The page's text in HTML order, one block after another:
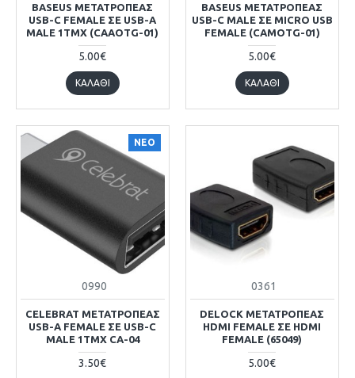
BASEUS ΜΕΤΑΤΡΟΠΈΑΣ
USB-C FEMALE ΣΕ USB-A
MALE 1ΤΜΧ (CAAOTG-01)
5.00€
ΚΑΛΆΘΙ
BASEUS ΜΕΤΑΤΡΟΠΈΑΣ
USB-C MALE ΣΕ MICRO USB
FEMALE (CAMOTG-01)
5.00€
ΚΑΛΆΘΙ
ΝΕΟ
0990
CELEBRAT ΜΕΤΑΤΡΟΠΈΑΣ
USB-A FEMALE ΣΕ USB-C
MALE 1ΤΜΧ CA-04
3.50€
0361
DELOCK ΜΕΤΑΤΡΟΠΈΑΣ
HDMI FEMALE ΣΕ HDMI
FEMALE (65049)
5.00€